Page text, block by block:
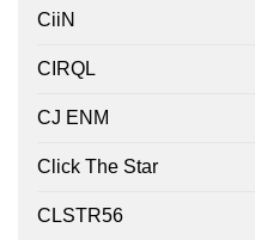
CiiN
CIRQL
CJ ENM
Click The Star
CLSTR56